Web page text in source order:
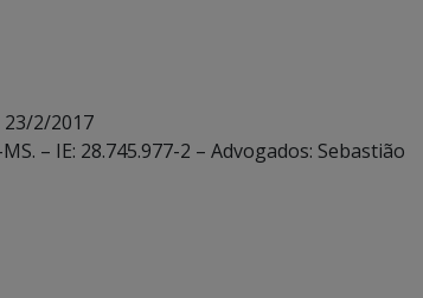
23/2/2017
– IE: 28.745.977-2 – Advogados: Sebastião